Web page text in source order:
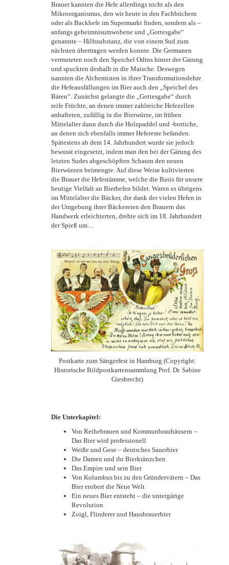
Brauer kannten die Hefe allerdings nicht als den
Mikroorganismus, den wir heute in den Fachbüchern
oder als Backhefe im Supermarkt finden, sondern als –
anfangs geheimnisumwobene und „Gottesgabe“
genannte – Hilfssubstanz, die von einem Sud zum
nächsten übertragen werden konnte. Die Germanen
vermuteten noch den Speichel Odins hinter der Gärung
und spuckten deshalb in die Maische. Deswegen
nannten die Alchemisten in ihrer Transformationslehre
die Hefeausfällungen im Bier auch den „Speichel des
Bären“. Zunächst gelangte die „Gottesgabe“ durch
reife Früchte, an denen immer zahlreiche Hefezellen
anhafteten, zufällig in die Bierwürze, im frühen
Mittelalter dann durch die Holzpaddel und -bottiche,
an denen sich ebenfalls immer Hefereste befanden.
Spätestens ab dem 14. Jahrhundert wurde sie jedoch
bewusst eingesetzt, indem man den bei der Gärung des
letzten Sudes abgeschöpften Schaum den neuen
Bierwürzen beimengte. Auf diese Weise kultivierten
die Brauer die Hefestämme, welche die Basis für unsere
heutige Vielfalt an Bierhefen bildet. Waren es übrigens
im Mittelalter die Bäcker, die dank der vielen Hefen in
der Umgebung ihrer Bäckereien den Brauern das
Handwerk erleichterten, drehte sich im 18. Jahrhundert
der Spieß um…
Postkarte zum Sängerfest in Hamburg (Copyright:
Historische Bildpostkartensammlung Prof. Dr. Sabine
Giesbrecht)
Die Unterkapitel:
Von Reihebrauen und Kommunbrauhäusern –
Das Bier wird professionell
Weiße und Gose – deutsches Sauerbier
Die Damen und ihr Bierkränzchen
Das Empire und sein Bier
Von Kolumbus bis zu den Gründervätern – Das
Bier erobert die Neue Welt
Ein neues Bier entsteht – die untergärige
Revolution
Zoigl, Flinderer und Hausbrauerbier